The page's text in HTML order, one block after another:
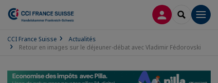
CONNEXION
CCI France Suisse
Actualités
Retour en images sur le déjeuner-débat avec Vladimir Fédorovski